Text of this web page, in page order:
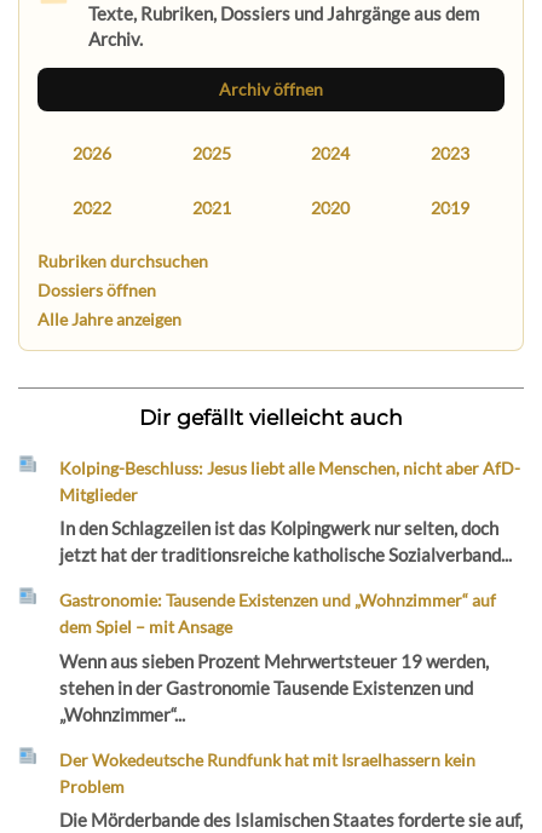
Texte, Rubriken, Dossiers und Jahrgänge aus dem
Archiv.
Archiv öffnen
2026 2025 2024 2023
2022 2021 2020 2019
Rubriken durchsuchen
Dossiers öffnen
Alle Jahre anzeigen
Dir gefällt vielleicht auch
Kolping-Beschluss: Jesus liebt alle Menschen, nicht aber AfD-
Mitglieder
In den Schlagzeilen ist das Kolpingwerk nur selten, doch
jetzt hat der traditionsreiche katholische Sozialverband...
Gastronomie: Tausende Existenzen und „Wohnzimmer“ auf
dem Spiel – mit Ansage
Wenn aus sieben Prozent Mehrwertsteuer 19 werden,
stehen in der Gastronomie Tausende Existenzen und
„Wohnzimmer“...
Der Wokedeutsche Rundfunk hat mit Israelhassern kein
Problem
Die Mörderbande des Islamischen Staates forderte sie auf,